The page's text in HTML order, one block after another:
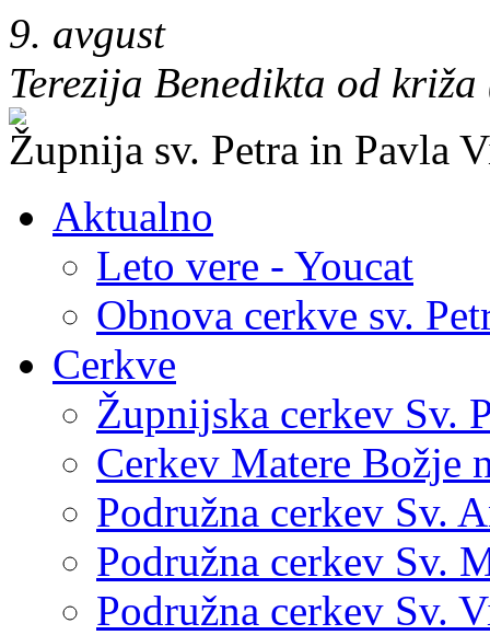
9. avgust
Terezija Benedikta od
Župnija sv. Petra in Pavla
Aktualno
Leto vere - Youcat
Obnova cerkve sv.
Cerkve
Župnijska cerkev Sv.
Cerkev Matere Božje
Podružna cerkev Sv.
Podružna cerkev Sv.
Podružna cerkev Sv.